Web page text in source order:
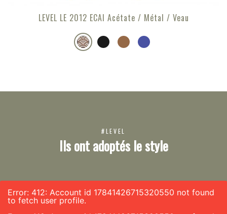
LEVEL LE 2012 ECAI Acétate / Métal / Veau
#LEVEL
Ils ont adoptés le style
Error: 412: Account id 17841426715320550 not found
to fetch user profile.